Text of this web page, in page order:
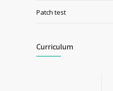
Patch test
Curriculum